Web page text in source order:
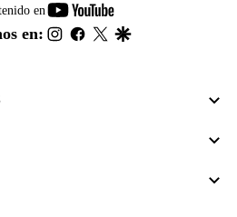
en
youtube-
footer
en: instagram
facebook
twitter